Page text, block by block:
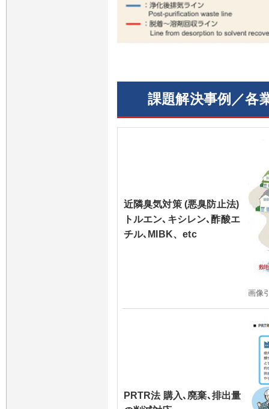
課題解決事例／各
近隣臭気対策 (悪臭防止法)
トルエン､キシレン､酢酸エ
チル､MIBK、etc
画像
PRTR法 購入､廃棄､排出量